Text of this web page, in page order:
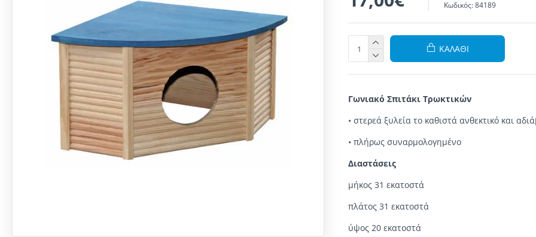
Κωδικός: 84189
ΚΑΛΆΘΙ
Γωνιακό Σπιτάκι Τρωκτικών
• στερεά ξυλείατο καθιστά ανθεκτικό και
• πλήρως συναρμολογημένo
Διαστάσεις
μήκος 31 εκατοστά
πλάτος 31 εκατοστά
ύψος 20 εκατοστά